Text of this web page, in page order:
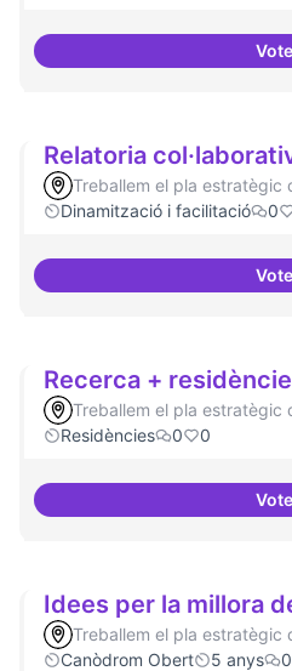
Vote
Relatoria
Treballem el pla estratègic
Dinamització i facilitació
0
Vote
Recerca +
Treballem el pla estratègic
Residències
0 0
Vote
Idees per la millora
Treballem el pla estratègic
Canòdrom Obert
5 anys 0